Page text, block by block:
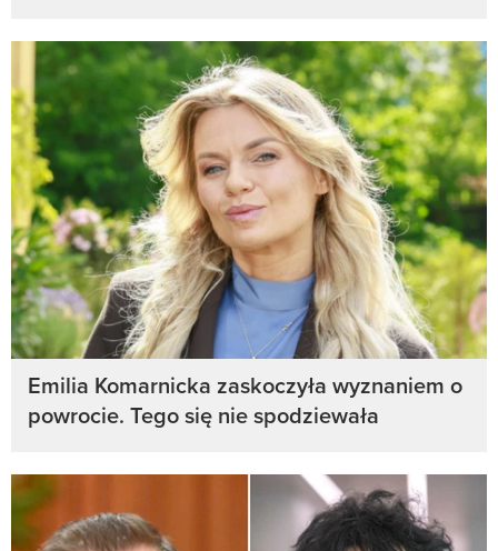
Emilia Komarnicka zaskoczyła wyznaniem o
powrocie. Tego się nie spodziewała